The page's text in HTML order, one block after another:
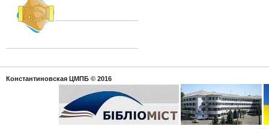
Константиновская ЦМПБ © 2016